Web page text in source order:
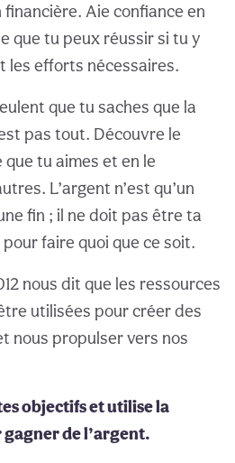
Aie confiance en
que tu peux réussir si tu y
les efforts nécessaires.
que tu saches que la
pas tout. Découvre le
tu aimes et en le
L’argent n’est qu’un
fin ; il ne doit pas être ta
faire quoi que ce soit.
nous dit que les ressources
utilisées pour créer des
nous propulser vers nos
objectifs et utilise la
de l’argent.